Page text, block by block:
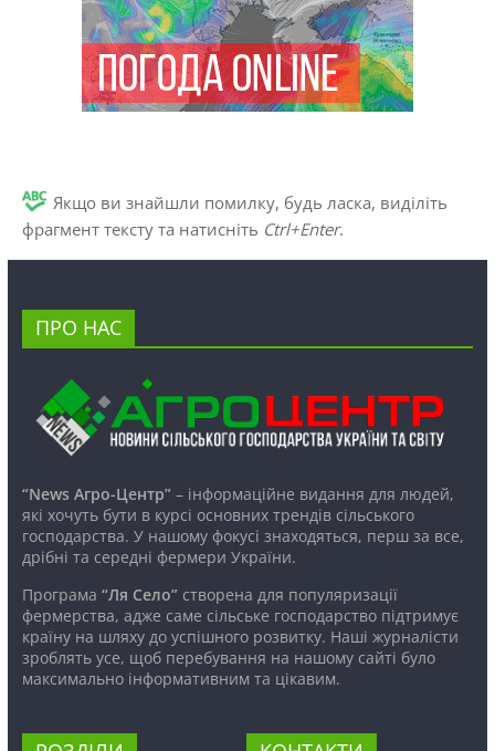
Якщо ви знайшли помилку, будь ласка, виділіть
фрагмент тексту та натисніть Ctrl+Enter.
ПРО НАС
“News Агро-Центр”– інформаційне видання для людей,
які хочуть бути в курсі основних трендів сільського
господарства. У нашому фокусі знаходяться, перш за все,
дрібні та середні фермери України.
Програма “Ля Село”створена для популяризації
фермерства, адже саме сільське господарство підтримує
країну на шляху до успішного розвитку. Наші журналісти
зроблять усе, щоб перебування на нашому сайті було
максимально інформативним та цікавим.